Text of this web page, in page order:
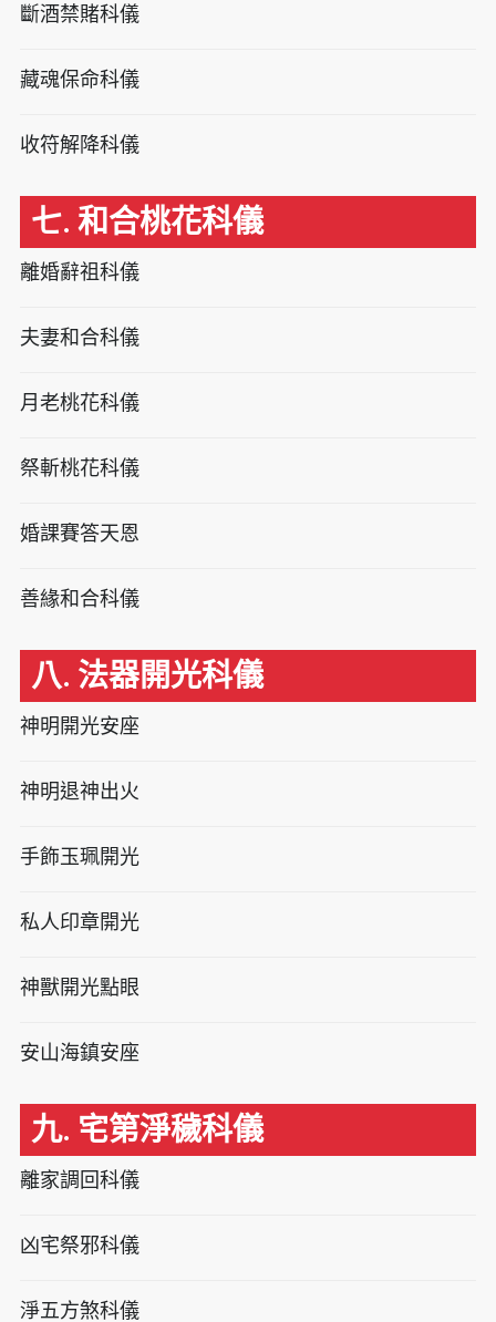
斷酒禁賭科儀
藏魂保命科儀
收符解降科儀
七. 和合桃花科儀
離婚辭祖科儀
夫妻和合科儀
月老桃花科儀
祭斬桃花科儀
婚課賽答天恩
善緣和合科儀
八. 法器開光科儀
神明開光安座
神明退神出火
手飾玉珮開光
私人印章開光
神獸開光點眼
安山海鎮安座
九. 宅第淨穢科儀
離家調回科儀
凶宅祭邪科儀
淨五方煞科儀